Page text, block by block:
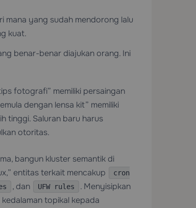
mana yang sudah mendorong lalu
kuat.
benar-benar diajukan orang. Ini
fotografi” memiliki persaingan
dengan lensa kit” memiliki
tinggi. Saluran baru harus
otoritas.
bangun kluster semantik di
entitas terkait mencakup
cron
, dan UFW rules
. Menyisipkan
topikal kepada